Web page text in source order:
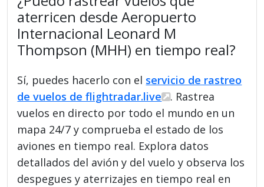
aterricen desde Aeropuerto
Internacional Leonard M
Thompson (MHH) en tiempo real?
Sí, puedes hacerlo con el servicio de rastreo
de vuelos de flightradar.live
. Rastrea
vuelos en directo por todo el mundo en un
mapa 24/7 y comprueba el estado de los
aviones en tiempo real. Explora datos
detallados del avión y del vuelo y observa los
despegues y aterrizajes en tiempo real en